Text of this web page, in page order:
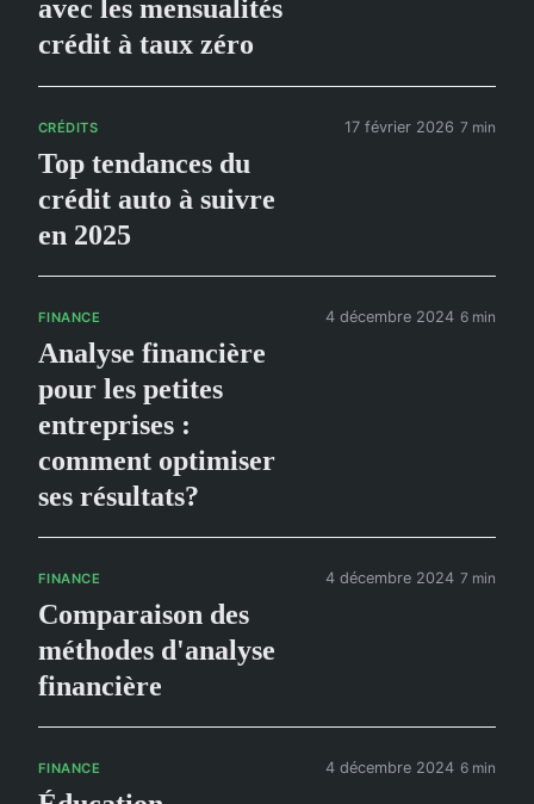
avec les mensualités
crédit à taux zéro
CRÉDITS
Top tendances du
crédit auto à suivre
en 2025
17 février 2026 7 min
FINANCE
Analyse financière
pour les petites
entreprises :
comment optimiser
ses résultats?
4 décembre 2024 6 min
FINANCE
Comparaison des
méthodes d'analyse
financière
4 décembre 2024 7 min
FINANCE 4 décembre 2024 6 min